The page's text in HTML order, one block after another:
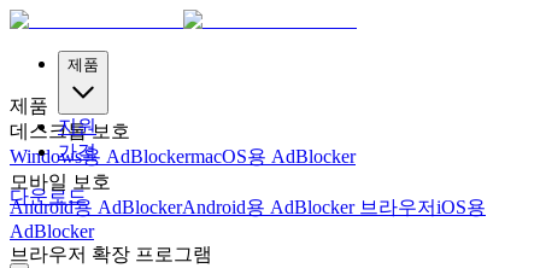
제품
지원
가격
다운로드
제품
데스크톱 보호
Windows용 AdBlockermacOS용 AdBlocker
모바일 보호
Android용 AdBlockerAndroid용 AdBlocker 브라우저iOS용
AdBlocker
브라우저 확장 프로그램